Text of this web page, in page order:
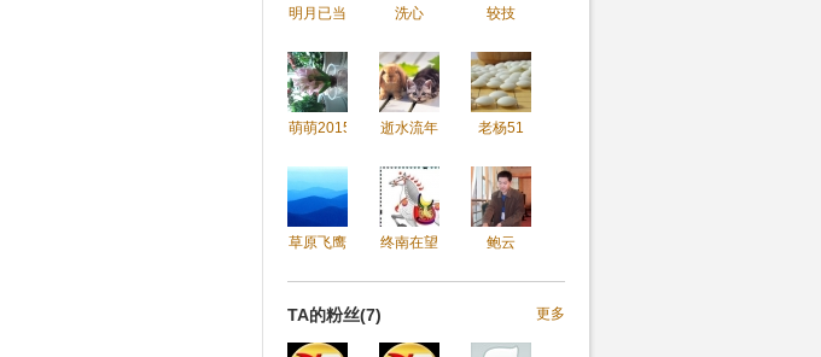
明月已当 洗心 较技
萌萌2015 逝水流年 老杨51
草原飞鹰 终南在望 鲍云
更多
TA的粉丝(7)